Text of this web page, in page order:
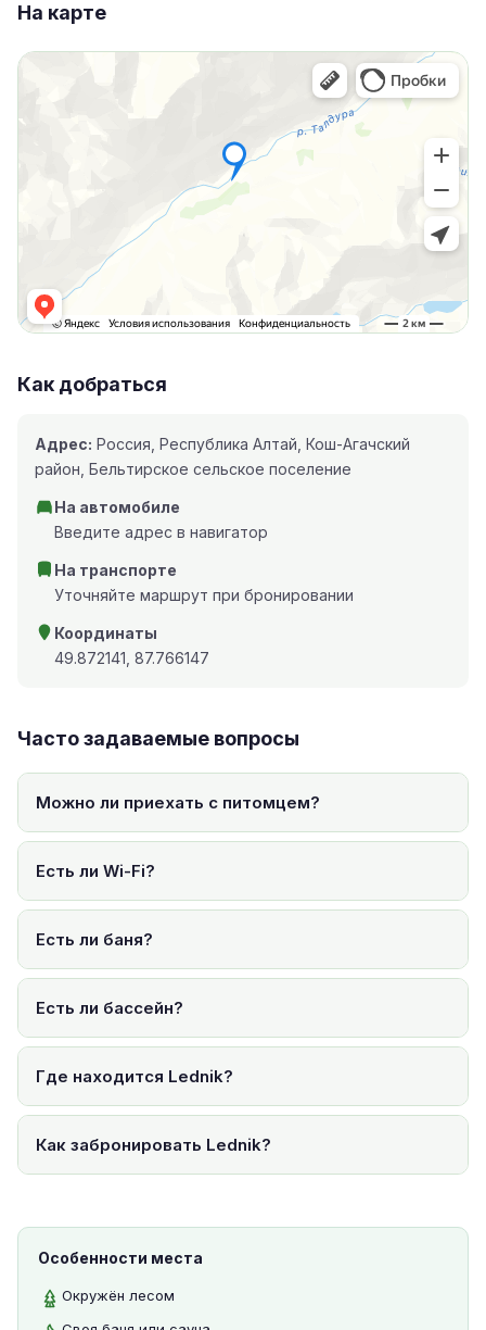
На карте
Как добраться
Адрес: Россия, Республика Алтай, Кош-Агачский
район, Бельтирское сельское поселение
На автомобиле
Введите адрес в навигатор
На транспорте
Уточняйте маршрут при бронировании
Координаты
49.872141, 87.766147
Часто задаваемые вопросы
Можно ли приехать с питомцем?
Есть ли Wi-Fi?
Есть ли баня?
Есть ли бассейн?
Где находится Lednik?
Как забронировать Lednik?
Особенности места
Окружён лесом